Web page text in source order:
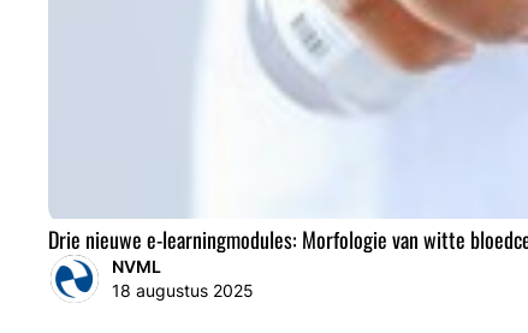
Drie nieuwe e-learningmodules: Morfologie van witte
NVML
18 augustus 2025